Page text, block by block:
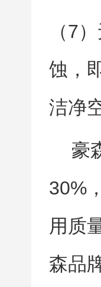
（7
蚀，
洁净
豪
30%
用质
森品